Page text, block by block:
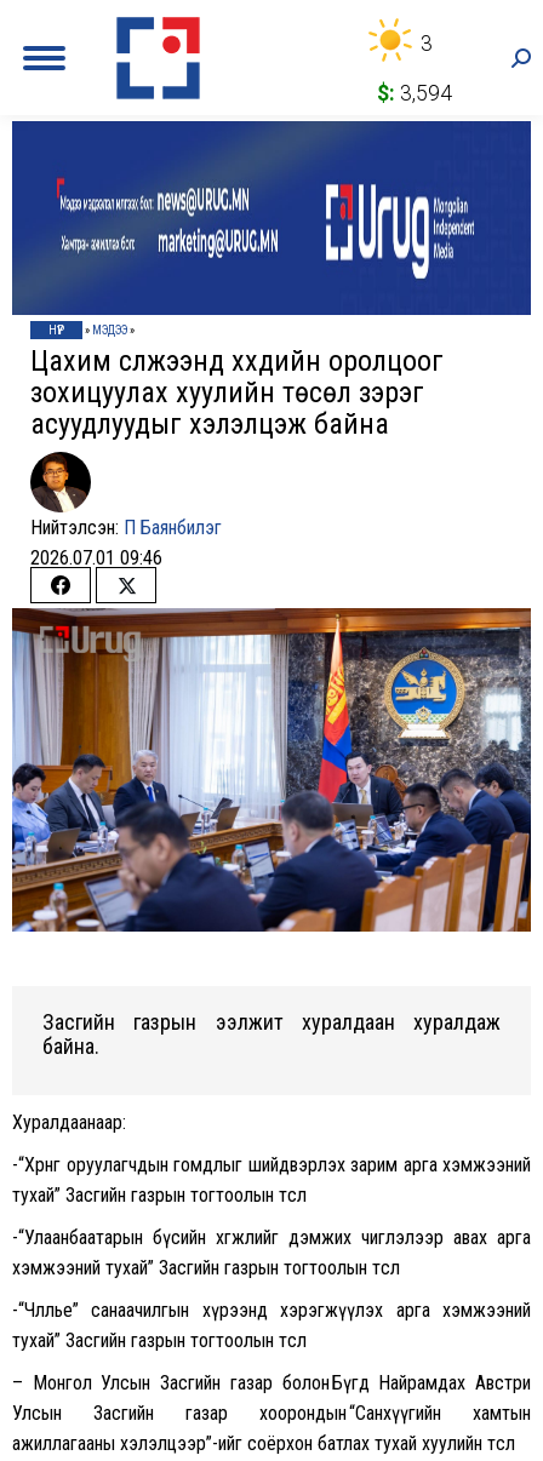
3
$: 3,594
НҮҮР » МЭДЭЭ»
Цахим сүлжээнд хүүхдийн оролцоог
зохицуулах хуулийн төсөл зэрэг
асуудлуудыг хэлэлцэж байна
Нийтэлсэн: П Баянбилэг
2026.07.01 09:46
Share
on
Facebook
Share
on
Twitter
Засгийн газрын ээлжит хуралдаан хуралдаж
байна.
Хуралдаанаар:
-“Хөрөнгө оруулагчдын гомдлыг шийдвэрлэх зарим арга хэмжээний
тухай” Засгийн газрын тогтоолын төсөл
-“Улаанбаатарын бүсийн хөгжлийг дэмжих чиглэлээр авах арга
хэмжээний тухай” Засгийн газрын тогтоолын төсөл
-“Чөлөөлье” санаачилгын хүрээнд хэрэгжүүлэх арга хэмжээний
тухай” Засгийн газрын тогтоолын төсөл
– Монгол Улсын Засгийн газар болон Бүгд Найрамдах Австри
Улсын Засгийн газар хоорондын “Санхүүгийн хамтын
ажиллагааны хэлэлцээр”-ийг соёрхон батлах тухай хуулийн төсөл